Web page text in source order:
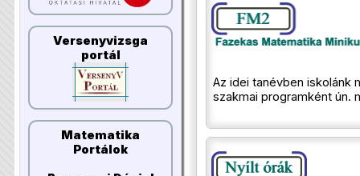
Versenyvizsga
portál
Matematika
Portálok
Az idei tanévben iskolánk
szakmai programként ún.